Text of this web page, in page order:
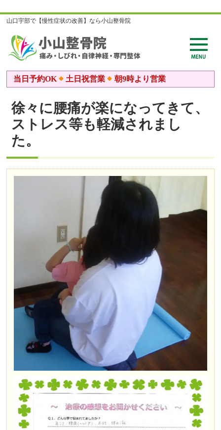
山口宇部で【慢性症状の改善】なら小山整骨院
当日予約OK 土日祝営業 朝9時より営業
徐々に腰痛が楽になってきて、
ストレス等も軽減されまし
た。